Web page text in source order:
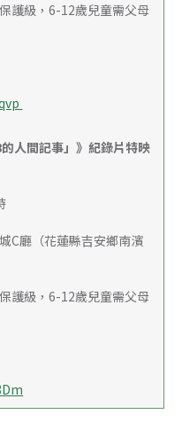
護級，6-12歲兒童需父母
人間記事」》紀錄片特映
C廳（花蓮縣吉安鄉南濱
護級，6-12歲兒童需父母